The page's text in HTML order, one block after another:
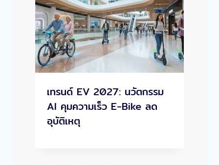
เทรนด์ EV 2027: นวัตกรรม
AI คุมความเร็ว E-Bike ลด
อุบัติเหตุ